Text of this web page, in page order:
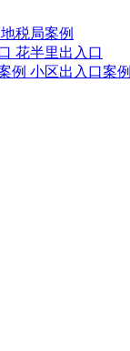
地税局案例
花半里出入口
小区出入口案例